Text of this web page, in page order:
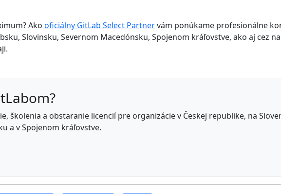
Ako oficiálny GitLab Select Partnervám ponúkame profesionálne
Slovinsku, Severnom Macedónsku, Spojenom kráľovstve, ako aj cez
školenia a obstaranie licencií pre organizácie v Českej republike, na
a v Spojenom kráľovstve.